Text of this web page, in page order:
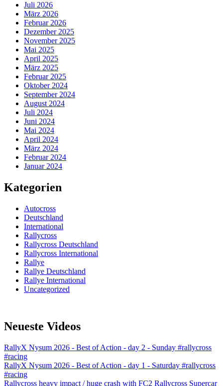
Juli 2026
März 2026
Februar 2026
Dezember 2025
November 2025
Mai 2025
April 2025
März 2025
Februar 2025
Oktober 2024
September 2024
August 2024
Juli 2024
Juni 2024
Mai 2024
April 2024
März 2024
Februar 2024
Januar 2024
Kategorien
Autocross
Deutschland
International
Rallycross
Rallycross Deutschland
Rallycross International
Rallye
Rallye Deutschland
Rallye International
Uncategorized
Neueste Videos
RallyX Nysum 2026 - Best of Action - day 2 - Sunday #rallycross
#racing
RallyX Nysum 2026 - Best of Action - day 1 - Saturday #rallycross
#racing
Rallycross heavy impact / huge crash with FC2 Rallycross Supercar